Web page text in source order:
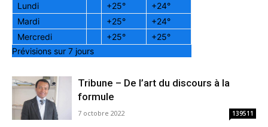
Lundi
+25° +24°
Mardi
+25° +24°
Mercredi
+25° +25°
Prévisions sur 7 jours
Tribune – De l’art du discours à la
formule
7 octobre 2022 139511